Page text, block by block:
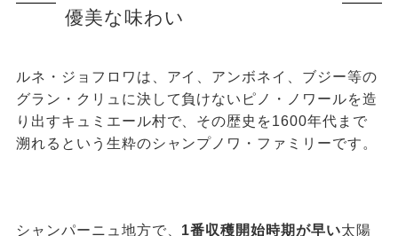
優美な味わい
ルネ・ジョフロワは、アイ、アンボネイ、ブジー等の
グラン・クリュに決して負けないピノ・ノワールを造
り出すキュミエール村で、その歴史を1600年代まで
溯れるという生粋のシャンプノワ・ファミリーです。
シャンパーニュ地方で、 1番収穫開始時期が早い太陽